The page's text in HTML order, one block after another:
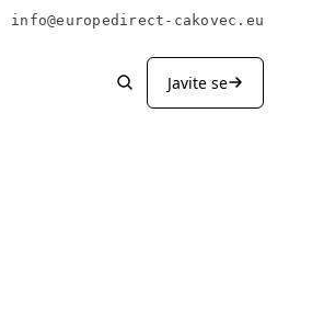
info@europedirect-cakovec.eu
Javite se